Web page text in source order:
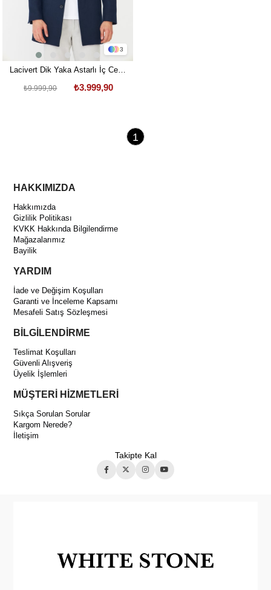
3
Lacivert Dik Yaka Astarlı İç Cepli
₺3.999,90
₺9.999,90
1
HAKKIMIZDA
Hakkımızda
Gizlilik Politikası
KVKK Hakkında Bilgilendirme
Mağazalarımız
Bayilik
YARDIM
İade ve Değişim Koşulları
Garanti ve İnceleme Kapsamı
Mesafeli Satış Sözleşmesi
BİLGİLENDİRME
Teslimat Koşulları
Güvenli Alışveriş
Üyelik İşlemleri
MÜŞTERİ HİZMETLERİ
Sıkça Sorulan Sorular
Kargom Nerede?
İletişim
Takipte Kal